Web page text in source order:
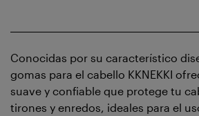
Conocidas por su característico
gomas para el cabello KKNEKKI
suave y confiable que protege tu
tirones y enredos, ideales para el